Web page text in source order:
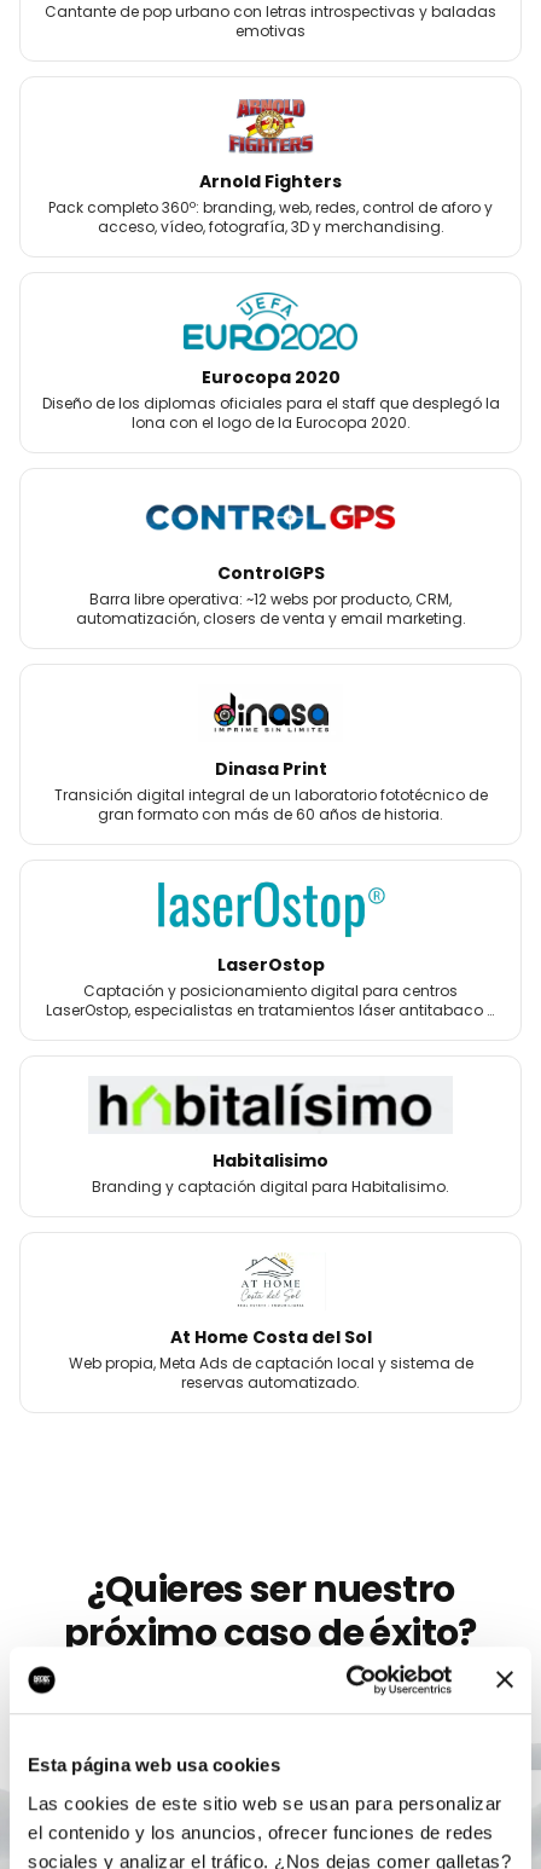
Esta página web usa cookies
Las cookies de este sitio web se usan para personalizar
el contenido y los anuncios, ofrecer funciones de redes
sociales y analizar el tráfico. ¿Nos dejas comer galletas?
Cantante de pop urbano con letras introspectivas y baladas
emotivas
Arnold Fighters
Pack completo 360º: branding, web, redes, control de aforo y
acceso, vídeo, fotografía, 3D y merchandising.
Eurocopa 2020
Diseño de los diplomas oficiales para el staff que desplegó la
lona con el logo de la Eurocopa 2020.
ControlGPS
Barra libre operativa: ~12 webs por producto, CRM,
automatización, closers de venta y email marketing.
Dinasa Print
Transición digital integral de un laboratorio fototécnico de
gran formato con más de 60 años de historia.
LaserOstop
Captación y posicionamiento digital para centros
LaserOstop, especialistas en tratamientos láser antitabaco y
Habitalisimo
Branding y captación digital para Habitalisimo.
At Home Costa del Sol
Web propia, Meta Ads de captación local y sistema de
reservas automatizado.
¿Quieres ser nuestro
próximo caso de éxito?
Llevamos más de 10 años ayudando amarcas
como
Origen BCNa crecer con marketing digital serio. Sin
Agendar auditoría gratis